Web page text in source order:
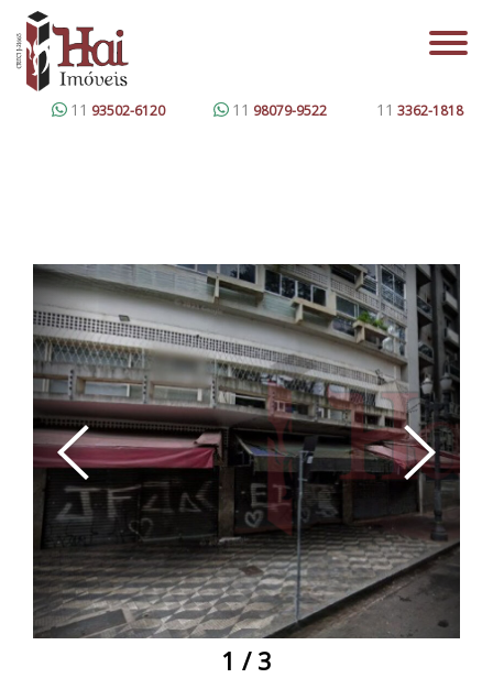
11 93502-6120 11 98079-9522 11 3362-1818
1 / 3